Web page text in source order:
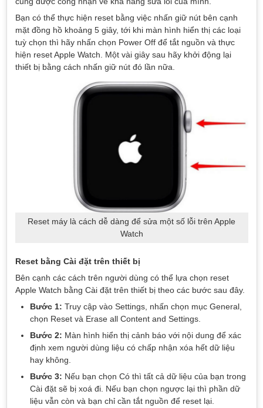
Bạn có thể thực hiện reset bằng việc nhấn giữ nút bên cạnh
mặt đồng hồ khoảng 5 giây, tới khi màn hình hiển thị các loại
tuỳ chọn thì hãy nhấn chọn Power Off để tắt nguồn và thực
hiện reset Apple Watch. Một vài giây sau hãy khởi động lại
thiết bị bằng cách nhấn giữ nút đó lần nữa.
Reset máy là cách dễ dàng để sửa một số lỗi trên Apple
Watch
Reset bằng Cài đặt trên thiết bị
Bên cạnh các cách trên người dùng có thể lựa chọn reset
Apple Watch bằng Cài đặt trên thiết bị theo các bước sau đây.
Bước 1: Truy cập vào Settings, nhấn chọn mục General,
chọn Reset và Erase all Content and Settings.
Bước 2: Màn hình hiển thị cảnh báo với nội dung để xác
định xem người dùng liệu có chấp nhận xóa hết dữ liệu
hay không.
Bước 3: Nếu bạn chọn Có thì tất cả dữ liệu của bạn trong
Cài đặt sẽ bị xoá đi. Nếu bạn chọn ngược lại thì phần dữ
liệu vẫn còn và bạn chỉ cần tắt nguồn để reset lại.